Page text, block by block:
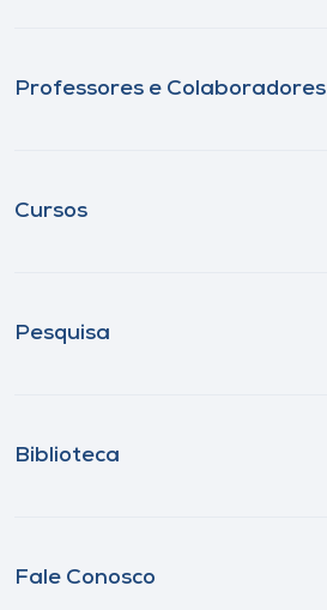
Professores e Colaboradores
Cursos
Pesquisa
Biblioteca
Fale Conosco